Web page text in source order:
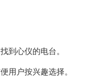
到心仪的电台。
用户按兴趣选择。